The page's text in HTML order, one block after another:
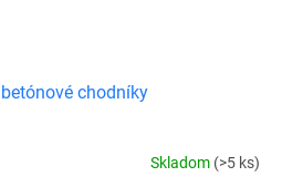
chodníky
Skladom (>5 ks)